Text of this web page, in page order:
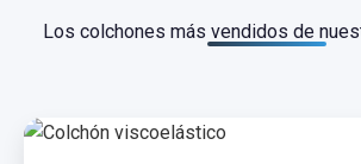
Los colchones más vendidos de